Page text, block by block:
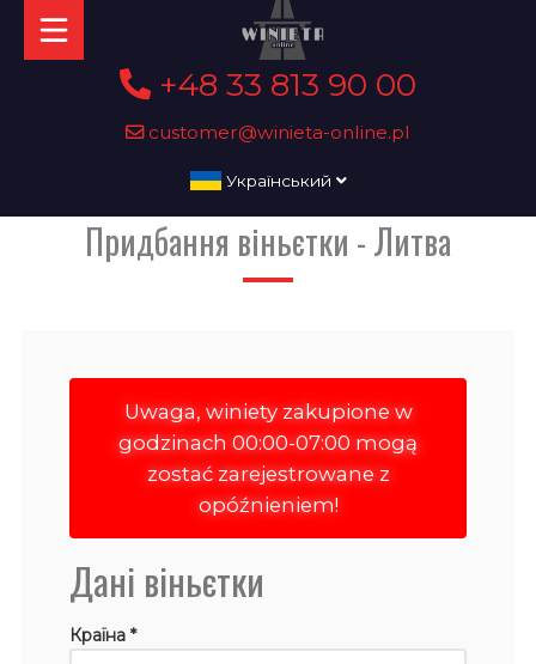
+48 33 813 90 00
customer@winieta-online.pl
Український
Придбання віньєтки - Литва
Uwaga, winiety zakupione w
godzinach 00:00-07:00 mogą
zostać zarejestrowane z
opóźnieniem!
Дані віньєтки
Країна *